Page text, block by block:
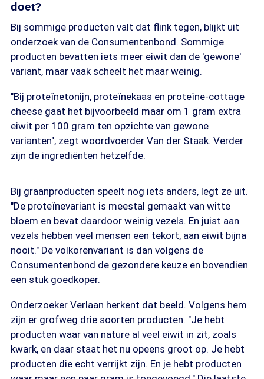
doet?
Bij sommige producten valt dat flink tegen, blijkt uit
onderzoek van de Consumentenbond. Sommige
producten bevatten iets meer eiwit dan de 'gewone'
variant, maar vaak scheelt het maar weinig.
"Bij proteïnetonijn, proteïnekaas en proteïne-cottage
cheese gaat het bijvoorbeeld maar om 1 gram extra
eiwit per 100 gram ten opzichte van gewone
varianten", zegt woordvoerder Van der Staak. Verder
zijn de ingrediënten hetzelfde.
Bij graanproducten speelt nog iets anders, legt ze uit.
"De proteïnevariant is meestal gemaakt van witte
bloem en bevat daardoor weinig vezels. En juist aan
vezels hebben veel mensen een tekort, aan eiwit bijna
nooit." De volkorenvariant is dan volgens de
Consumentenbond de gezondere keuze en bovendien
een stuk goedkoper.
Onderzoeker Verlaan herkent dat beeld. Volgens hem
zijn er grofweg drie soorten producten. "Je hebt
producten waar van nature al veel eiwit in zit, zoals
kwark, en daar staat het nu opeens groot op. Je hebt
producten die echt verrijkt zijn. En je hebt producten